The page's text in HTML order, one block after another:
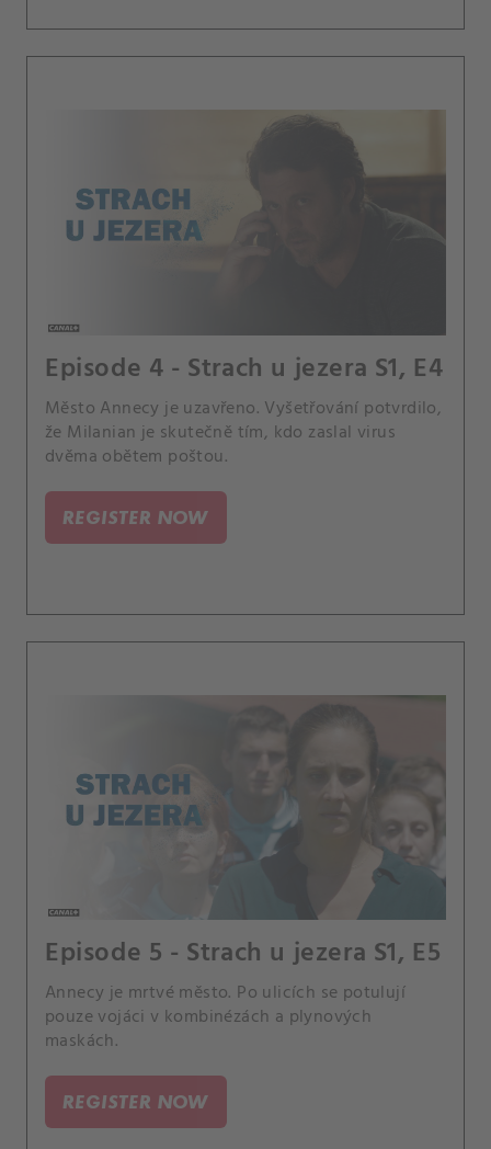
Episode 4 - Strach u jezera S1, E4
Město Annecy je uzavřeno. Vyšetřování potvrdilo,
že Milanian je skutečně tím, kdo zaslal virus
dvěma obětem poštou.
REGISTER NOW
Episode 5 - Strach u jezera S1, E5
Annecy je mrtvé město. Po ulicích se potulují
pouze vojáci v kombinézách a plynových
maskách.
REGISTER NOW